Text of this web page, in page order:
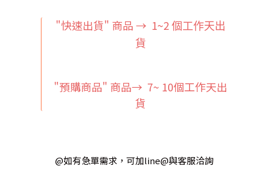
"快速出貨" 商品 → 1~2 個工作天出
貨
"預購商品" 商品→ 7~ 10個工作天出
貨
@如有急單需求，可加line@與客服洽詢